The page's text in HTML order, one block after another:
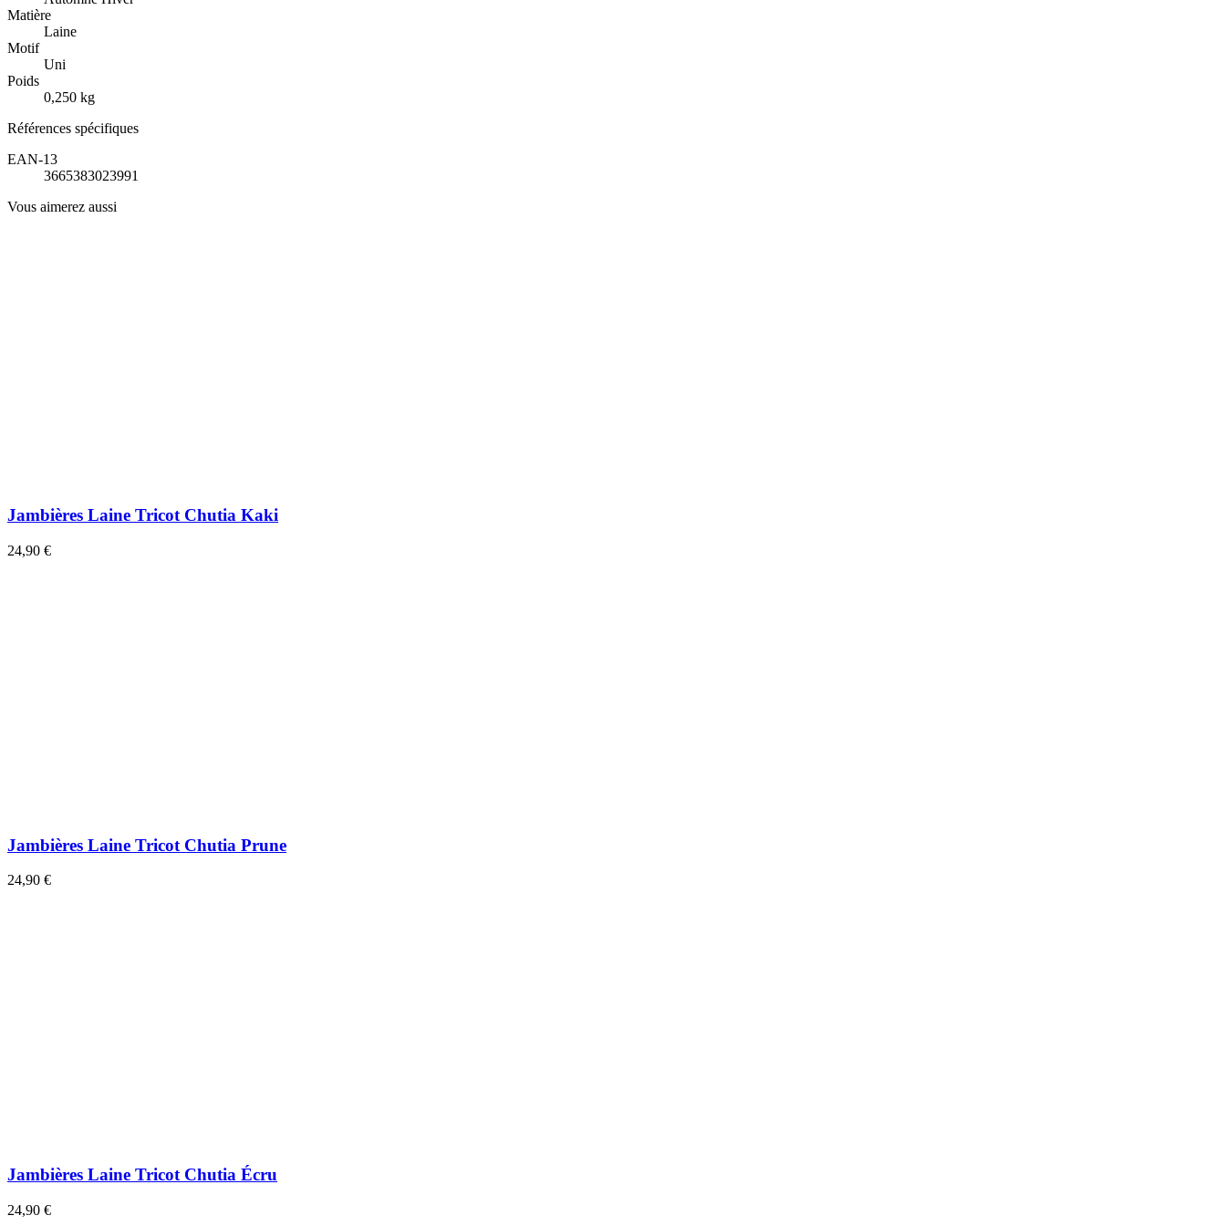
Matière
Laine
Motif
Uni
Poids
0,250 kg
Références spécifiques
EAN-13
3665383023991
Vous aimerez aussi
Jambières Laine Tricot Chutia Kaki
24,90 €
Jambières Laine Tricot Chutia Prune
24,90 €
Jambières Laine Tricot Chutia Écru
24,90 €